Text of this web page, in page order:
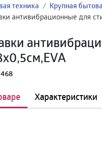
техника Крупная
антивибрационные для
Характеристики